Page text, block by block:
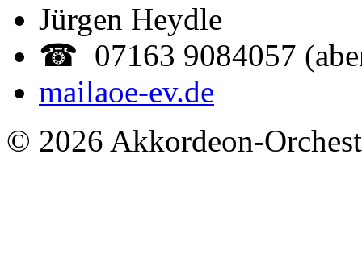
Jürgen Heydle
☎ 07163 9084057
mailaoe-ev.de
© 2026 Akkordeon-